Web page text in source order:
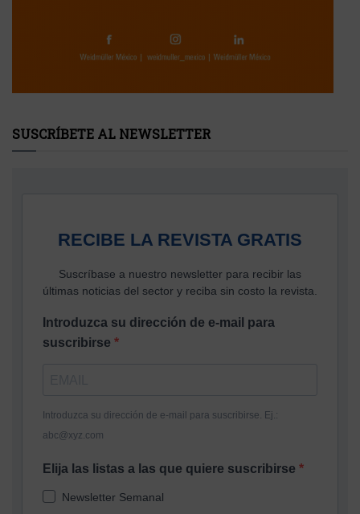
SUSCRÍBETE AL NEWSLETTER
RECIBE LA REVISTA GRATIS
Suscríbase a nuestro newsletter para recibir las
últimas noticias del sector y reciba sin costo la revista.
Introduzca su dirección de e-mail para
suscribirse
Introduzca su dirección de e-mail para suscribirse. Ej.:
abc@xyz.com
Elija las listas a las que quiere suscribirse
Newsletter Semanal